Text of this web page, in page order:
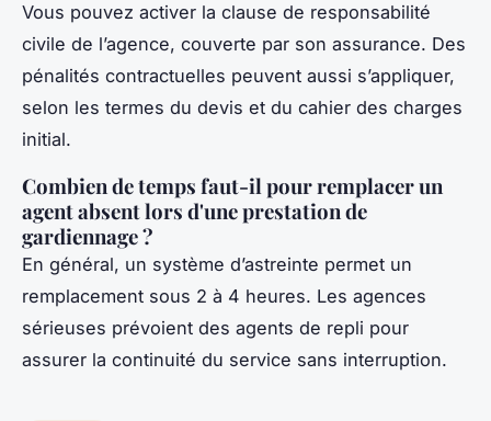
Vous pouvez activer la clause de responsabilité
civile de l’agence, couverte par son assurance. Des
pénalités contractuelles peuvent aussi s’appliquer,
selon les termes du devis et du cahier des charges
initial.
Combien de temps faut-il pour remplacer un
agent absent lors d'une prestation de
gardiennage ?
En général, un système d’astreinte permet un
remplacement sous 2 à 4 heures. Les agences
sérieuses prévoient des agents de repli pour
assurer la continuité du service sans interruption.